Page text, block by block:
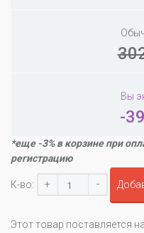
Вы
-
*еще -3% в корзине при
регистрацию
К-во: + -
Этот товар поставляется